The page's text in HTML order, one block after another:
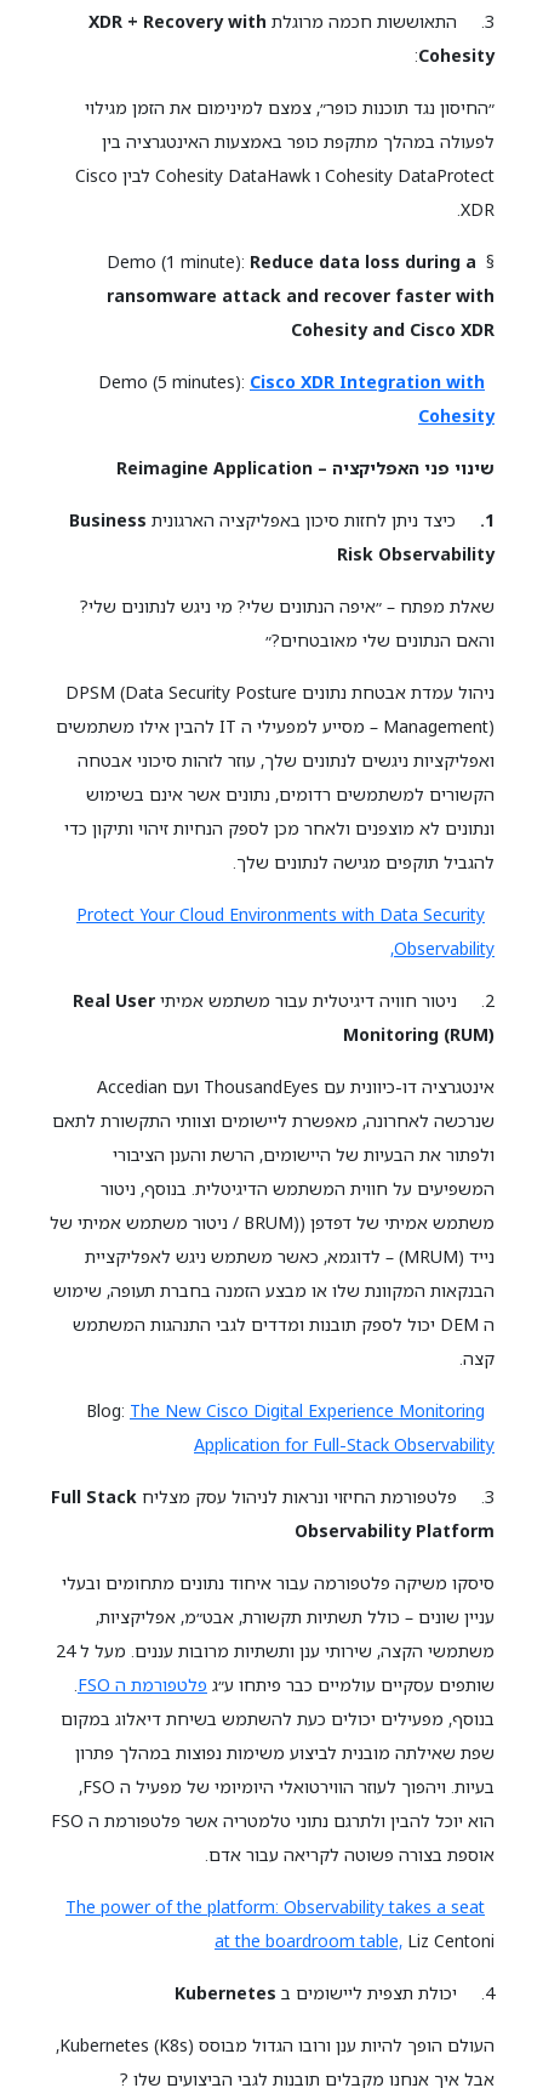
3. התאוששות חכמה מרוגלת
XDR + Recovery with
Cohesity
:
״החיסון נגד תוכנות כופר״, צמצם למינימום את הזמן מגילוי
לפעולה במהלך מתקפת כופר באמצעות האינטגרציה בין
Cohesity DataProtect ו Cohesity DataHawk לבין Cisco
XDR.
§ Demo (1 minute):
Reduce data loss during a
ransomware attack and recover faster with
Cohesity and Cisco XDR
Cisco XDR Integration with
Cohesity
שינוי פני האפליקציה – Reimagine Application
1. כיצד ניתן לחזות סיכון באפליקציה הארגונית Business
Risk Observability
שאלת מפתח – ״איפה הנתונים שלי? מי ניגש לנתונים שלי?
והאם הנתונים שלי מאובטחים?״
ניהול עמדת אבטחת נתונים DPSM (Data Security Posture
Management) – מסייע למפעילי ה IT להבין אילו משתמשים
ואפליקציות ניגשים לנתונים שלך, עוזר לזהות סיכוני אבטחה
הקשורים למשתמשים רדומים, נתונים אשר אינם בשימוש
ונתונים לא מוצפנים ולאחר מכן לספק הנחיות זיהוי ותיקון כדי
להגביל תוקפים מגישה לנתונים שלך.
Protect Your Cloud Environments with Data Security
Observability,
2. ניטור חוויה דיגיטלית עבור משתמש אמיתי
Real User
Monitoring (RUM)
אינטגרציה דו-כיוונית עם ThousandEyes ועם Accedian
שנרכשה לאחרונה, מאפשרת ליישומים וצוותי התקשורת לתאם
ולפתור את הבעיות של היישומים, הרשת והענן הציבורי
המשפיעים על חווית המשתמש הדיגיטלית. בנוסף, ניטור
משתמש אמיתי של דפדפן ((BRUM / ניטור משתמש אמיתי של
נייד (MRUM) – לדוגמא, כאשר משתמש ניגש לאפליקציית
הבנקאות המקוונת שלו או מבצע הזמנה בחברת תעופה, שימוש
ה DEM יכול לספק תובנות ומדדים לגבי התנהגות המשתמש
קצה.
The New Cisco Digital Experience Monitoring
Application for Full-Stack Observability
3. פלטפורמת החיזוי ונראות לניהול עסק מצליח
Full Stack
Observability Platform
סיסקו משיקה פלטפורמה עבור איחוד נתונים מתחומים ובעלי
עניין שונים – כולל תשתיות תקשורת, אבט״מ, אפליקציות,
משתמשי הקצה, שירותי ענן ותשתיות מרובות עננים. מעל ל 24
שותפים עסקיים עולמיים כבר פיתחו ע״ג פלטפורמת ה FSO
.
בנוסף, מפעילים יכולים כעת להשתמש בשיחת דיאלוג במקום
שפת שאילתה מובנית לביצוע משימות נפוצות במהלך פתרון
בעיות. ויהפוך לעוזר הווירטואלי היומיומי של מפעיל ה FSO,
הוא יוכל להבין ולתרגם נתוני טלמטריה אשר פלטפורמת ה FSO
אוספת בצורה פשוטה לקריאה עבור אדם.
The power of the platform: Observability takes a seat
at the boardroom table, Liz Centoni
4. יכולת תצפית ליישומים ב Kubernetes
העולם הופך להיות ענן ורובו הגדול מבוסס Kubernetes (K8s),
אבל איך אנחנו מקבלים תובנות לגבי הביצועים שלו ?